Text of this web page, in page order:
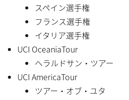
スペイン選手権
フランス選手権
イタリア選手権
UCI OceaniaTour
ヘラルドサン・ツアー
UCI AmericaTour
ツアー・オブ・ユタ